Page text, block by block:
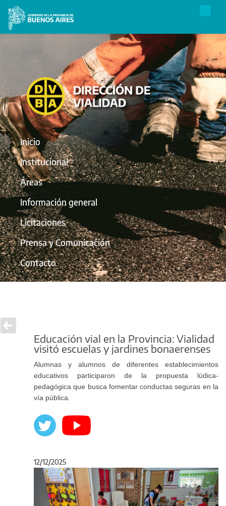
Inicio
Institucional
Áreas
Información general
Licitaciones
Prensa y Comunicación
Contacto
Educación vial en la Provincia: Vialidad
visitó escuelas y jardines bonaerenses
Alumnas y alumnos de diferentes establecimientos
educativos participaron de la propuesta lúdica-
pedagógica que busca fomentar conductas seguras en la
vía pública.
12/12/2025
Anterior